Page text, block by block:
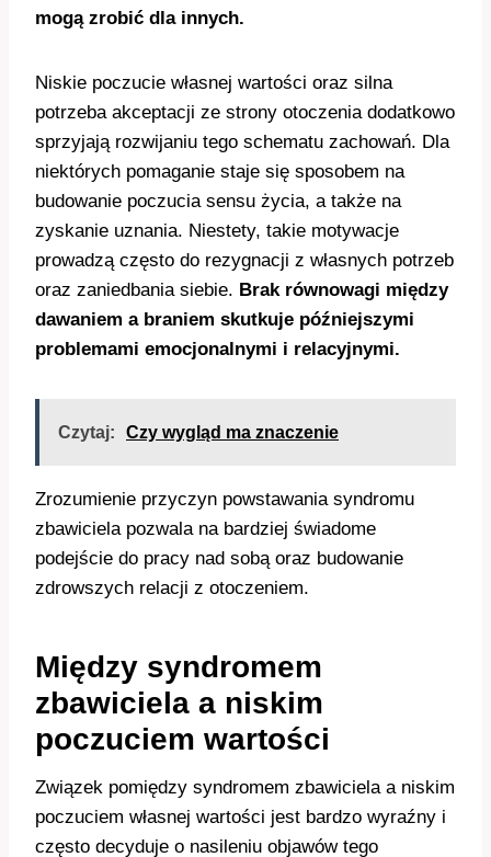
mogą zrobić dla innych.
Niskie poczucie własnej wartości oraz silna
potrzeba akceptacji ze strony otoczenia dodatkowo
sprzyjają rozwijaniu tego schematu zachowań. Dla
niektórych pomaganie staje się sposobem na
budowanie poczucia sensu życia, a także na
zyskanie uznania. Niestety, takie motywacje
prowadzą często do rezygnacji z własnych potrzeb
oraz zaniedbania siebie. Brak równowagi między
dawaniem a braniem skutkuje późniejszymi
problemami emocjonalnymi i relacyjnymi.
Czytaj: Czy wygląd ma znaczenie
Zrozumienie przyczyn powstawania syndromu
zbawiciela pozwala na bardziej świadome
podejście do pracy nad sobą oraz budowanie
zdrowszych relacji z otoczeniem.
Między syndromem
zbawiciela a niskim
poczuciem wartości
Związek pomiędzy syndromem zbawiciela a niskim
poczuciem własnej wartości jest bardzo wyraźny i
często decyduje o nasileniu objawów tego